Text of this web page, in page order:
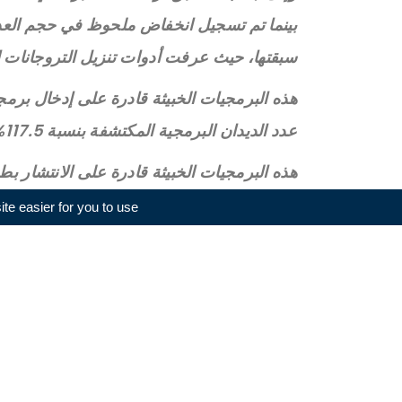
easier for you to use.
سبقتها، حيث عرفت أدوات تنزيل التروجانات ارتفاعا بنسبة 2.24 في
هذه البرمجيات الخبيثة قادرة على إدخال
عدد الديدان البرمجية المكتشفة بنسبة 117.5%.
هذه البرمجيات الخبيثة قادرة على الانتشار